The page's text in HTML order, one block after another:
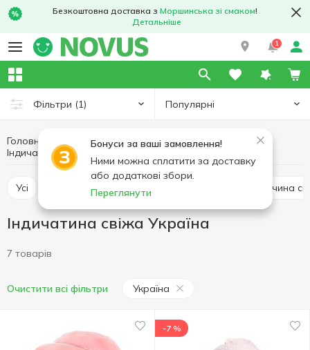
Безкоштовна доставка з Моршинська зі смаком!
Детальніше
1
Фільтри (1) Популярні
Бонуси за ваші замовлення!
Ними можна сплатити за доставку
або додаткові збори.
Переглянути
Головна М'ясо та ковбасні вироби
Свіже м'ясо
Індичатина свіжа
Індичатина свіжа Україна
Усі Курятина свіжа Яловичина
Індичатина свіжа Україна
7 товарів
Очистити всі фільтри Україна
-7 %